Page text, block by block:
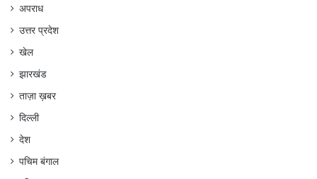
अपराध
उत्तर प्रदेश
खेल
झारखंड
ताज़ा ख़बर
दिल्ली
देश
पचिम बंगाल